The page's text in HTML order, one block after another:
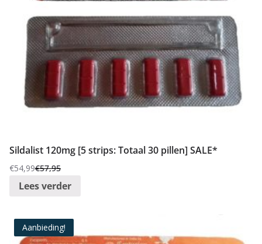
Sildalist 120mg [5 strips: Totaal 30 pillen] SALE*
€57,95
Oorspronkelijke
prijs
€57,95.
€54,99
Huidige
prijs
€54,99.
Lees verder
Aanbieding!